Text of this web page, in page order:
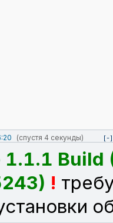
(спустя 4 секунды) [-]
1.1.1
!